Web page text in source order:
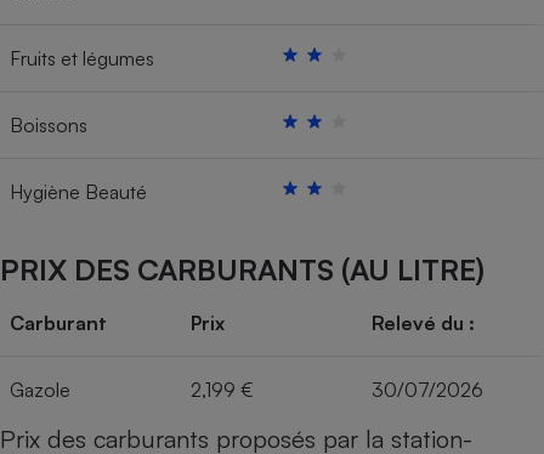
Fruits et légumes
Boissons
Hygiène Beauté
PRIX DES CARBURANTS (AU LITRE)
Carburant Prix Relevé du :
Gazole 2,199 € 30/07/2026
Prix des carburants proposés par la station-